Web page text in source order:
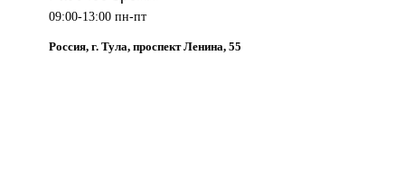
09:00-13:00 пн-пт
Россия, г. Тула, проспект Ленина, 55